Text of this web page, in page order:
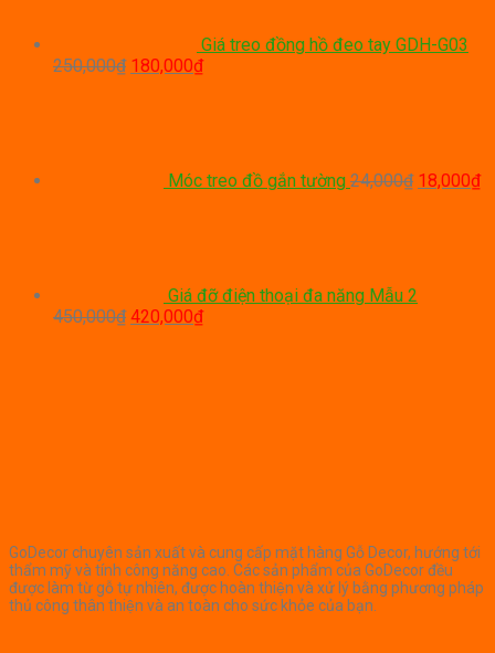
Giá treo đồng hồ đeo tay GDH-G03
250,000₫ Giá
180,000₫Giá
Móc treo đồ gắn tường 24,000₫ 18,000₫
Giá đỡ điện thoại đa năng Mẫu 2
450,000₫ Giá
420,000₫Giá
GoDecor chuyên sản xuất và cung cấp mặt hàng Gỗ Decor, hướng tới
thẩm mỹ và tính công năng cao. Các sản phẩm của GoDecor đều
được làm từ gỗ tự nhiên, được hoàn thiện và xử lý bằng phương pháp
thủ công thân thiện và an toàn cho sức khỏe của bạn.